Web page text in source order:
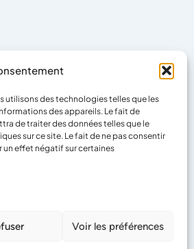
utilisons des technologies telles que les
des appareils. Le fait de
de traiter des données telles que le
sur ce site. Le fait de ne pas consentir
un effet négatif sur certaines
Voir les préférences
légales
Confidentialité